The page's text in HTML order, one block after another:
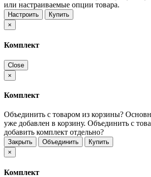
или настраиваемые опции товара.
Настроить
Купить
×
Комплект
Close
×
Комплект
Объединить с товаром из корзины?
уже добавлен в корзину. Объединить с
добавить комплект отдельно?
Закрыть Объединить
Купить
×
Комплект